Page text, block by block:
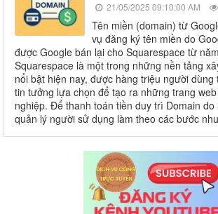
21/05/2025 09:10:00 AM
Tên miền (domain) từ
vụ đăng ký tên miền do
được Google bán lại cho Squarespace từ
Squarespace là một trong những nền tảng
nổi bật hiện nay, được hàng triệu người dùng
tin tưởng lựa chọn để tạo ra những trang
nghiệp. Để thanh toán tiền duy trì Domain do
quản lý người sử dụng làm theo các bước